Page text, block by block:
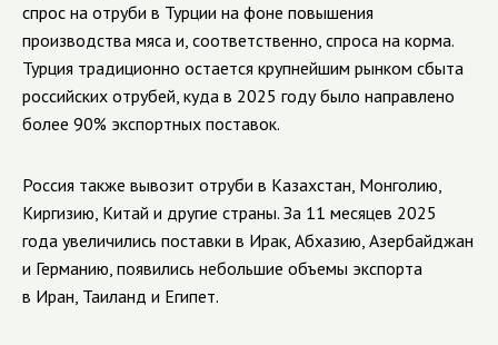
спрос на отруби в Турции на фоне повышения
производства мяса и, соответственно, спроса на корма.
Турция традиционно остается крупнейшим рынком сбыта
российских отрубей, куда в 2025 году было направлено
более 90% экспортных поставок.
Россия также вывозит отруби в Казахстан, Монголию,
Киргизию, Китай и другие страны. За 11 месяцев 2025
года увеличились поставки в Ирак, Абхазию, Азербайджан
и Германию, появились небольшие объемы экспорта
в Иран, Таиланд и Египет.